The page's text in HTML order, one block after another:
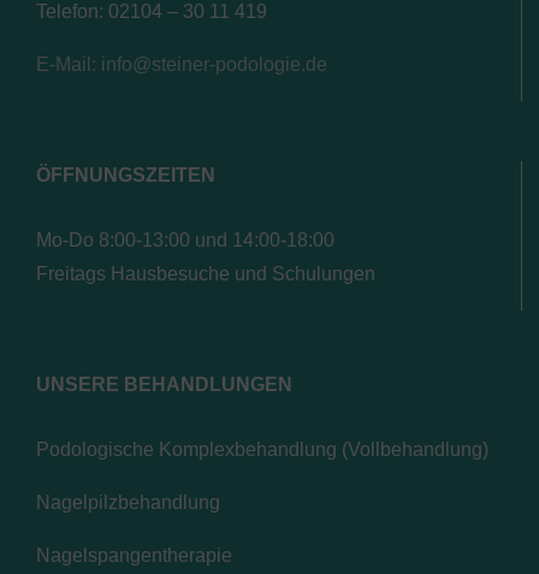
Telefon: 02104 – 30 11 419
E-Mail: info@steiner-podologie.de
ÖFFNUNGSZEITEN
Mo-Do 8:00-13:00 und 14:00-18:00
Freitags Hausbesuche und Schulungen
UNSERE BEHANDLUNGEN
Podologische Komplexbehandlung (Vollbehandlung)
Nagelpilzbehandlung
Nagelspangentherapie